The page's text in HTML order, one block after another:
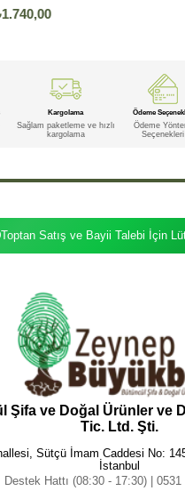
Kargolama
Sağlam paketleme ve hızlı
kargolama
Ödeme
Ödeme
Seçenekleri
Toptan Satış ve Bayii Talebi İçin
Şifa ve Doğal Ürünler ve
Tic. Ltd. Şti.
Sütçü İmam Caddesi No:
İstanbul
Destek Hattı (08:30 - 17:30) | 0531